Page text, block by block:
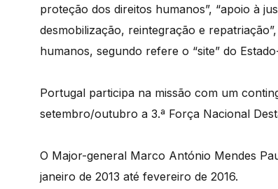
proteção dos direitos humanos”, “apoio à
desmobilização, reintegração e
humanos, segundo refere o “site” do
Portugal participa na missão com um
setembro/outubro a 3.ª Força Nacional
O Major-general Marco António Mendes
janeiro de 2013 até fevereiro de 2016.